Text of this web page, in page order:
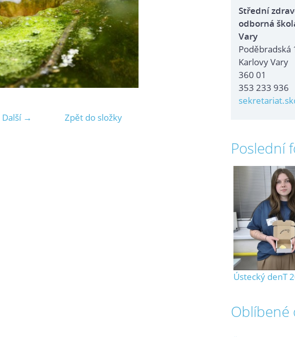
Další → Zpět do složky
Střední
odborná
Vary
Poděbradská
Karlovy Vary
360 01
353 233 936
Poslední
Ústecký denT
Oblíbené